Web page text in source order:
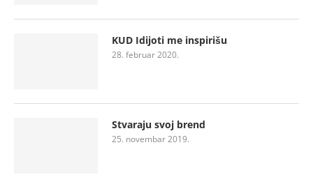
KUD Idijoti me inspirišu
28. februar 2020.
Stvaraju svoj brend
25. novembar 2019.